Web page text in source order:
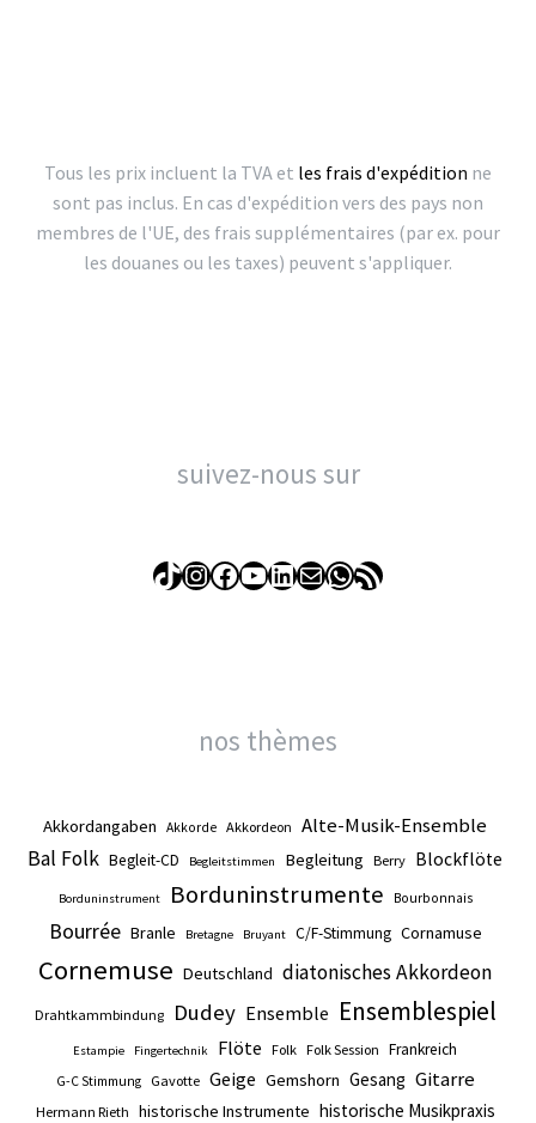
Tous les prix incluent la TVA et les frais d'expédition ne
sont pas inclus. En cas d'expédition vers des pays non
membres de l'UE, des frais supplémentaires (par ex. pour
les douanes ou les taxes) peuvent s'appliquer.
suivez-nous sur
TikTok
Instagram
Facebook
YouTube
LinkedIn
E-mailWhatsApp
Flux RSS
nos thèmes
Akkordangaben Akkorde Akkordeon Alte-Musik-Ensemble
Bal Folk Begleit-CD Begleitstimmen Begleitung Berry Blockflöte
Borduninstrument Borduninstrumente Bourbonnais
Bourrée Branle Bretagne Bruyant C/F-Stimmung Cornamuse
Cornemuse Deutschland diatonisches Akkordeon
Drahtkammbindung Dudey Ensemble Ensemblespiel
Estampie Fingertechnik Flöte Folk Folk Session Frankreich
G-C Stimmung Gavotte Geige Gemshorn Gesang Gitarre
Hermann Rieth historische Instrumente historische Musikpraxis